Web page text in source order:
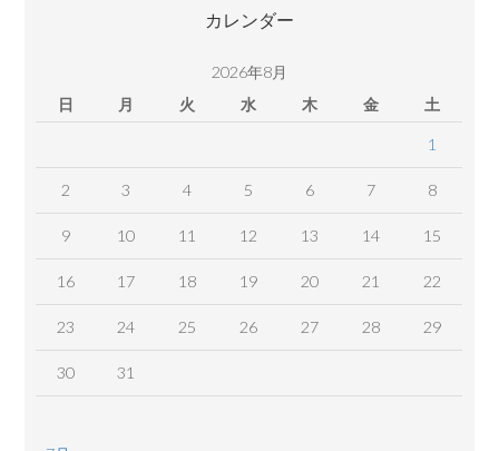
カレンダー
2026年8月
日
月 火 水 木 金 土
1
2 3 4 5 6 7 8
9 10 11 12 13 14 15
16 17 18 19 20 21 22
23 24 25 26 27 28 29
30 31